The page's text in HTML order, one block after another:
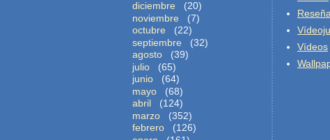
diciembre
(20)
noviembre
(7)
octubre
(22)
septiembre
(32)
agosto
(39)
julio
(65)
junio
(64)
mayo
(68)
abril
(124)
marzo
(352)
febrero
(126)
Vídeos